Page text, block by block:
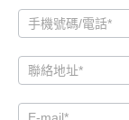
表